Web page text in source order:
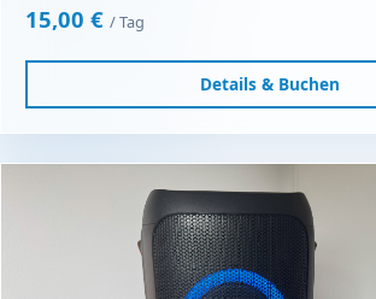
15,00 € / Tag
Details & Buchen